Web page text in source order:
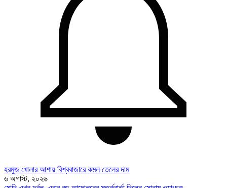
হরমুজ খোলার আশায় বিশ্ববাজারে কমল তেলের দাম
৬ অগাস্ট, ২০২৬